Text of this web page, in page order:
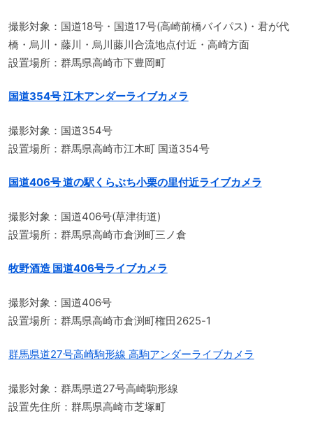
撮影対象：国道18号・国道17号(高崎前橋バイパス)・君が代
橋・烏川・藤川・烏川藤川合流地点付近・高崎方面
設置場所：群馬県高崎市下豊岡町
国道354号 江木アンダーライブカメラ
撮影対象：国道354号
設置場所：群馬県高崎市江木町 国道354号
国道406号 道の駅くらぶち小栗の里付近ライブカメラ
撮影対象：国道406号(草津街道)
設置場所：群馬県高崎市倉渕町三ノ倉
牧野酒造 国道406号ライブカメラ
撮影対象：国道406号
設置場所：群馬県高崎市倉渕町権田2625-1
群馬県道27号高崎駒形線 高駒アンダーライブカメラ
撮影対象：群馬県道27号高崎駒形線
設置先住所：群馬県高崎市芝塚町